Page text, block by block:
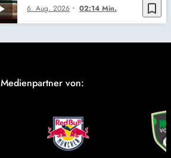
bookmark_border
6. Aug. 2026 02:14 Min.
Medienpartner von: